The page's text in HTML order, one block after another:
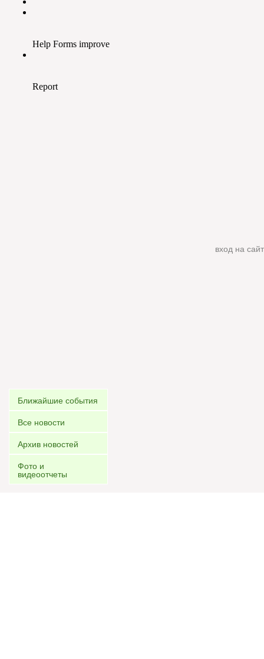
вход на сайт
Ближайшие события
Все новости
Архив новостей
Фото и
видеоотчеты